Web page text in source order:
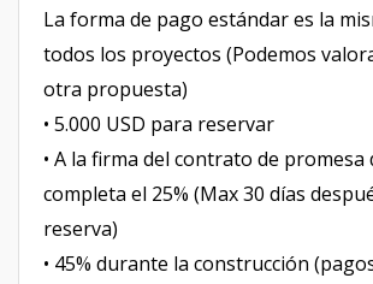
La forma de pago estándar es la
todos los proyectos (Podemos
otra propuesta)
• 5.000 USD para reservar
• A la firma del contrato de promesa
completa el 25% (Max 30 días
reserva)
• 45% durante la construcción